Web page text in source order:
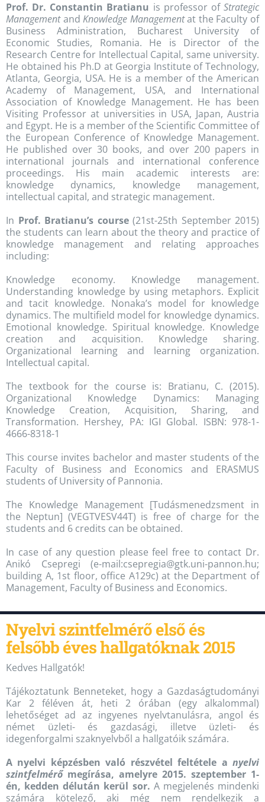
Prof. Dr. Constantin Bratianu is professor ofStrategic
ManagementandKnowledge Managementat the Faculty of
Business Administration, Bucharest University of
Economic Studies, Romania. He is Director of the
Research Centre for Intellectual Capital, same university.
He obtained his Ph.D at Georgia Institute of Technology,
Atlanta, Georgia, USA. He is a member of the American
Academy of Management, USA, and International
Association of Knowledge Management. He has been
Visiting Professor at universities in USA, Japan, Austria
and Egypt. He is a member of the Scientific Committee of
the European Conference of Knowledge Management.
He published over 30 books, and over 200 papers in
international journals and international conference
proceedings. His main academic interests are:
knowledge dynamics, knowledge management,
intellectual capital, and strategic management.
In Prof. Bratianu’s course(21st-25th September 2015)
the students can learn about the theory and practice of
knowledge management and relating approaches
including:
Knowledge economy. Knowledge management.
Understanding knowledge by using metaphors. Explicit
and tacit knowledge. Nonaka’s model for knowledge
dynamics. The multifield model for knowledge dynamics.
Emotional knowledge. Spiritual knowledge. Knowledge
creation and acquisition. Knowledge sharing.
Organizational learning and learning organization.
Intellectual capital.
The textbook for the course is: Bratianu, C. (2015).
Organizational Knowledge Dynamics: Managing
Knowledge Creation, Acquisition, Sharing, and
Transformation. Hershey, PA: IGI Global. ISBN: 978-1-
4666-8318-1
This course invites bachelor and master students of the
Faculty of Business and Economics and ERASMUS
students of University of Pannonia.
The Knowledge Management [Tudásmenedzsment in
the Neptun] (VEGTVESV44T) is free of charge for the
students and 6 credits can be obtained.
In case of any question please feel free to contact Dr.
Anikó Csepregi (e-mail:csepregia@gtk.uni-pannon.hu;
building A, 1st floor, office A129c) at the Department of
Management, Faculty of Business and Economics.
Nyelvi szintfelmérő első és
felsőbb éves hallgatóknak 2015
Kedves Hallgatók!
Tájékoztatunk Benneteket, hogy a Gazdaságtudományi
Kar 2 féléven át, heti 2 órában (egy alkalommal)
lehetőséget ad az ingyenes nyelvtanulásra, angol és
német üzleti- és gazdasági, illetve üzleti- és
idegenforgalmi szaknyelvből a hallgatóik számára.
A nyelvi képzésben való részvétel feltétele a nyelvi
szintfelmérőmegírása, amelyre 2015. szeptember 1-
én, kedden délután kerül sor. A megjelenés mindenki
számára kötelező, aki még nem rendelkezik a